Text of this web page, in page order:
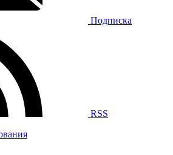
Подписка
RSS